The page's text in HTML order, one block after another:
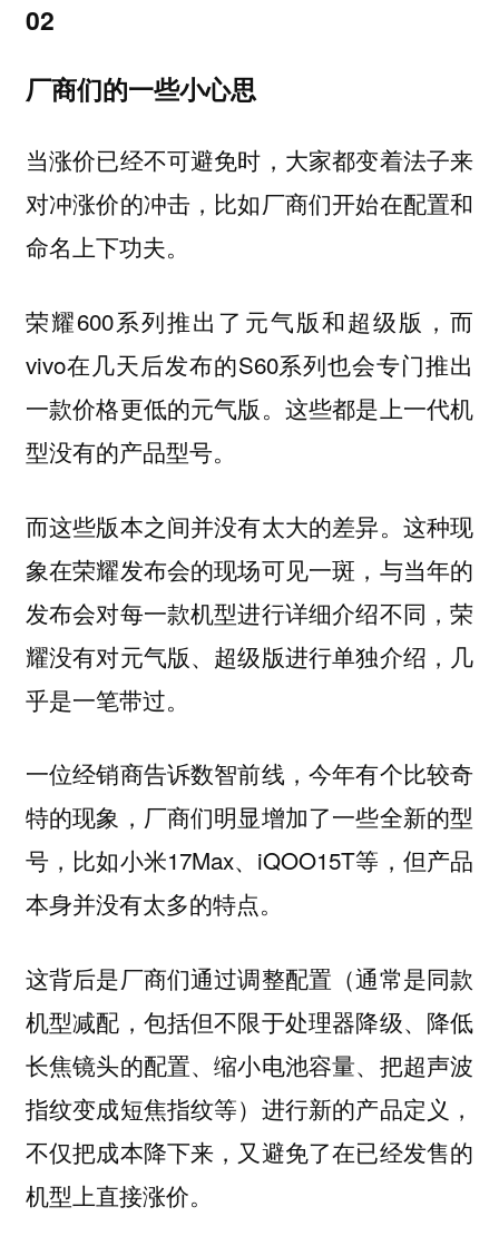
02
厂商们的一些小心思
当涨价已经不可避免时，大家都变着法子来
对冲涨价的冲击，比如厂商们开始在配置和
命名上下功夫。
荣耀600系列推出了元气版和超级版，而
vivo在几天后发布的S60系列也会专门推出
一款价格更低的元气版。这些都是上一代机
型没有的产品型号。
而这些版本之间并没有太大的差异。这种现
象在荣耀发布会的现场可见一斑，与当年的
发布会对每一款机型进行详细介绍不同，荣
耀没有对元气版、超级版进行单独介绍，几
乎是一笔带过。
一位经销商告诉数智前线，今年有个比较奇
特的现象，厂商们明显增加了一些全新的型
号 ，比如小米17Max、iQOO15T等，但产品
本身并没有太多的特点。
这背后是厂商们通过调整配置（通常是同款
机型减配，包括但不限于处理器降级、降低
长焦镜头的配置、缩小电池容量、把超声波
指纹变成短焦指纹等）进行新的产品定义，
不仅把成本降下来，又避免了在已经发售的
机型上直接涨价。